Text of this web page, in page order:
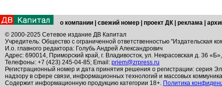
о компании свежий номер проект ДК реклама
© 2000-2025 Сетевое издание ДВ Капитал
Учредитель: Общество с ограниченной ответственностью "Издательская
И.о. главного редактора: Голубь Андрей Александрович
Адрес: 690014, Приморский край, г. Владивосток, ул. Некрасовская д. 36
Телефоны: +7 (423) 245-04-85; Email: priem@zrpress.ru
Регистрационный номер и дата принятия решения о регистрации: серия
надзору в сфере связи, информационных технологий и массовых
Содержит информационную продукцию категории 18+. Политика